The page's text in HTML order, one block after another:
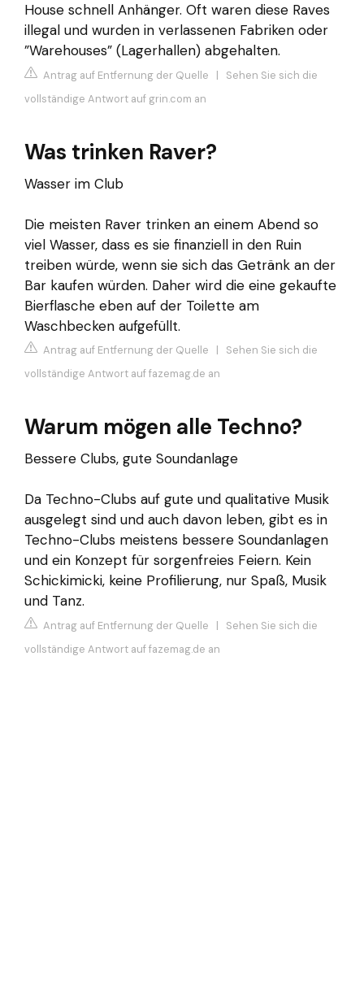
House schnell Anhänger. Oft waren diese Raves
illegal und wurden in verlassenen Fabriken oder
”Warehouses” (Lagerhallen) abgehalten.
Antrag auf Entfernung der Quelle | Sehen Sie sich die
vollständige Antwort auf grin.com an
Was trinken Raver?
Wasser im Club
Die meisten Raver trinken an einem Abend so
viel Wasser, dass es sie finanziell in den Ruin
treiben würde, wenn sie sich das Getränk an der
Bar kaufen würden. Daher wird die eine gekaufte
Bierflasche eben auf der Toilette am
Waschbecken aufgefüllt.
Antrag auf Entfernung der Quelle | Sehen Sie sich die
vollständige Antwort auf fazemag.de an
Warum mögen alle Techno?
Bessere Clubs, gute Soundanlage
Da Techno-Clubs auf gute und qualitative Musik
ausgelegt sind und auch davon leben, gibt es in
Techno-Clubs meistens bessere Soundanlagen
und ein Konzept für sorgenfreies Feiern. Kein
Schickimicki, keine Profilierung, nur Spaß, Musik
und Tanz.
Antrag auf Entfernung der Quelle | Sehen Sie sich die
vollständige Antwort auf fazemag.de an